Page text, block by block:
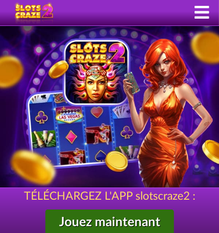
TÉLÉCHARGEZ L'APP slotscraze2 :
Jouez maintenant